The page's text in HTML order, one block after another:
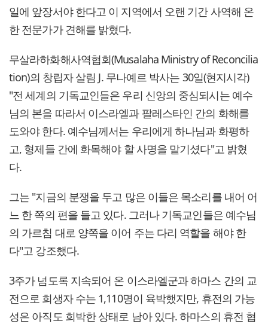
일에 앞장서야 한다고 이 지역에서 오랜 기간 사역해 온
한 전문가가 견해를 밝혔다.
무살라하화해사역협회(Musalaha Ministry of Reconcilia
tion)의 창립자 살림 J. 무나예르 박사는 30일(현지시각)
"전 세계의 기독교인들은 우리 신앙의 중심되시는 예수
님의 본을 따라서 이스라엘과 팔레스타인 간의 화해를
도와야 한다. 예수님께서는 우리에게 하나님과 화평하
고, 형제들 간에 화목해야 할 사명을 맡기셨다"고 밝혔
다.
그는 "지금의 분쟁을 두고 많은 이들은 목소리를 내어 어
느 한 쪽의 편을 들고 있다. 그러나 기독교인들은 예수님
의 가르침 대로 양쪽을 이어 주는 다리 역할을 해야 한
다"고 강조했다.
3주가 넘도록 지속되어 온 이스라엘군과 하마스 간의 교
전으로 희생자 수는 1,110명이 육박했지만, 휴전의 가능
성은 아직도 희박한 상태로 남아 있다. 하마스의 휴전 협